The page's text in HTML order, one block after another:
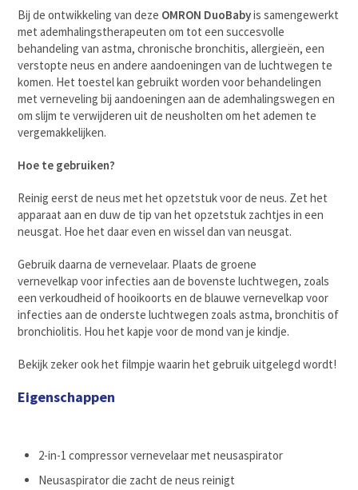
Bij de ontwikkeling van deze OMRON DuoBabyis samengewerkt
met ademhalingstherapeuten om tot een succesvolle
behandeling van astma, chronische bronchitis, allergieën, een
verstopte neus en andere aandoeningen van de luchtwegen te
komen. Het toestel kan gebruikt worden voor behandelingen
met verneveling bij aandoeningen aan de ademhalingswegen en
om slijm te verwijderen uit de neusholten om het ademen te
vergemakkelijken.
Hoe te gebruiken?
Reinig eerst de neus met het opzetstuk voor de neus. Zet het
apparaat aan en duw de tip van het opzetstuk zachtjes in een
neusgat. Hoe het daar even en wissel dan van neusgat.
Gebruik daarna de vernevelaar. Plaats de groene
vernevelkap voor infecties aan de bovenste luchtwegen, zoals
een verkoudheid of hooikoorts en de blauwe vernevelkap voor
infecties aan de onderste luchtwegen zoals astma, bronchitis of
bronchiolitis. Hou het kapje voor de mond van je kindje.
Bekijk zeker ook het filmpje waarin het gebruik uitgelegd wordt!
Eigenschappen
2-in-1 compressor vernevelaar met neusaspirator
Neusaspirator die zacht de neus reinigt